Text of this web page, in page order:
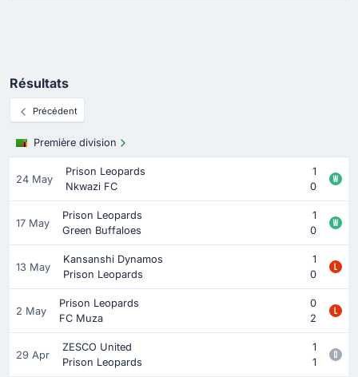
Résultats
Précédent
Première division
24 May
Prison Leopards
1
Nkwazi FC
0
17 May
Prison Leopards
1
Green Buffaloes
0
13 May
Kansanshi Dynamos
1
Prison Leopards
0
2 May
Prison Leopards
0
FC Muza
2
29 Apr
ZESCO United
1
Prison Leopards
1